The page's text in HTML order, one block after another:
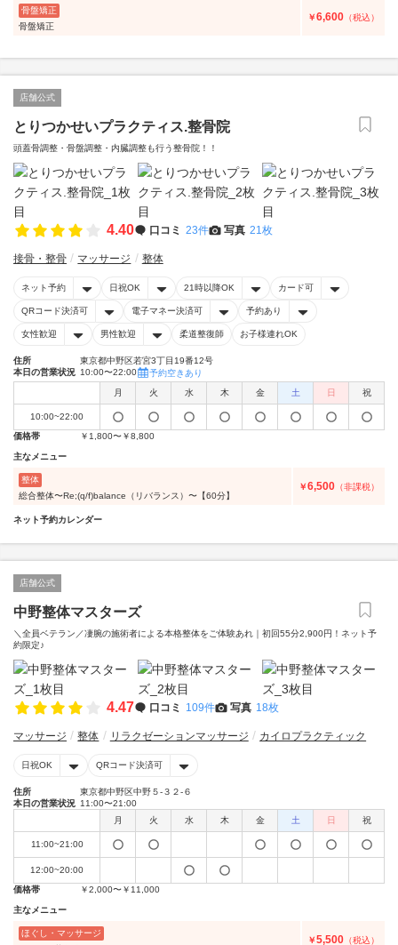
骨盤矯正
骨盤矯正
￥6,600 （税込）
店舗公式
とりつかせいプラクティス.整骨院
頭蓋骨調整・骨盤調整・内臓調整も行う整骨院！！
4.40 口コミ 23件 写真 21枚
接骨・整骨 マッサージ 整体
ネット予約 日祝OK 21時以降OK カード可
QRコード決済可 電子マネー決済可 予約あり
女性歓迎 男性歓迎 柔道整復師 お子様連れOK
住所
東京都中野区若宮3丁目19番12号
本日の営業状況 10:00〜22:00 予約空きあり
月 火 水 木 金 土 日 祝
10:00~22:00
価格帯
￥1,800〜￥8,800
主なメニュー
整体
総合整体〜Re;(q/f)balance（リバランス）〜【60分】
￥6,500 （非課税）
ネット予約カレンダー
店舗公式
中野整体マスターズ
＼全員ベテラン／凄腕の施術者による本格整体をご体験あれ｜初回55分2,900円！ネット予
約限定♪
4.47 口コミ 109件 写真 18枚
マッサージ 整体 リラクゼーションマッサージ カイロプラクティック
日祝OK QRコード決済可
住所
東京都中野区中野５-３２-６
本日の営業状況 11:00〜21:00
月
火 水 木 金 土 日 祝
11:00~21:00
12:00~20:00
価格帯
￥2,000〜￥11,000
主なメニュー
ほぐし・マッサージ
￥5,500 （税込）